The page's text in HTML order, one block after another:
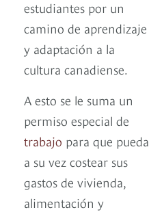
estudiantes por un
camino de aprendizaje
y adaptación a la
cultura canadiense.
A esto se le suma un
permiso especial de
trabajo para que pueda
a su vez costear sus
gastos de vivienda,
alimentación y